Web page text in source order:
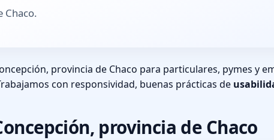
Chaco.
provincia de Chaco para particulares, pymes y
con responsividad, buenas prácticas de
provincia de Chaco